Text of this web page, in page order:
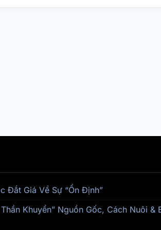
Đắt Giá Về Sự “Ổn Định”
Khuyển” Nguồn Gốc, Cách Nuôi &